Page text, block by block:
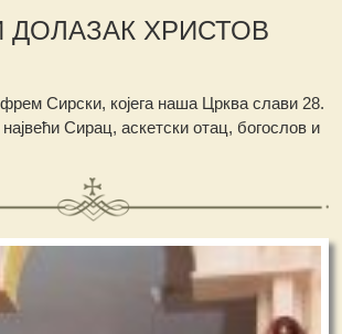
ДОЛАЗАК ХРИСТОВ
Сирски, којега наша Црква слави 28.
највећи Сирац, аскетски отац, богослов и